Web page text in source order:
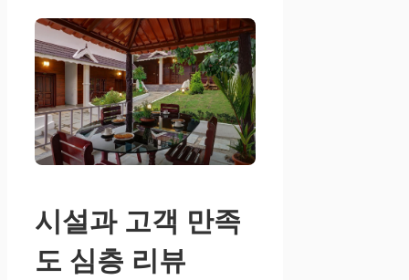
시설과 고객 만족
도 심층 리뷰